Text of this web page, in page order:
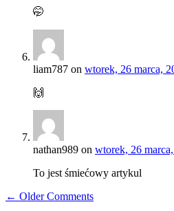
🤭
liam787 on wtorek, 26 marca,
🙌
nathan989 on wtorek, 26
To jest śmiećowy artykul
← Older Comments